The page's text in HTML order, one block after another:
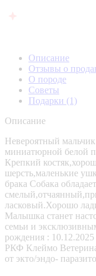
Описание
Отзывы о
О породе
Советы
Подарки (1)
Описание
Невероятный
миниатюрной белой
Крепкий
шерсть,маленькие
брака Собака
ласковый.Хорошо
Малышка станет
семьи и
рождения :
РКФ Клеймо
от экто/эндо-